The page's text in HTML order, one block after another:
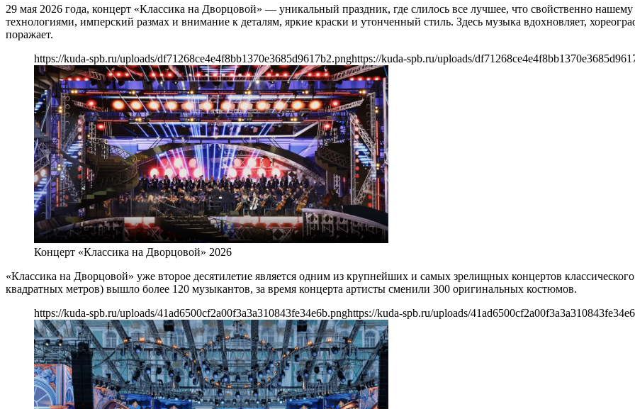
29 мая 2026 года, концерт «Классика на Дворцовой» — уникальный праздник, где слилось все лучшее, что свойственно
технологиями, имперский размах и внимание к деталям, яркие краски и утонченный стиль. Здесь музыка вдохновляет,
поражает.
https://kuda-spb.ru/uploads/df71268ce4e4f8bb1370e3685d9617b2.pnghttps://kuda-spb.ru/uploads/
Концерт «Классика на Дворцовой» 2026
«Классика на Дворцовой» уже второе десятилетие является одним из крупнейших и самых зрелищных концертов
квадратных метров) вышло более 120 музыкантов, за время концерта артисты сменили 300 оригинальных костюмов.
https://kuda-spb.ru/uploads/41ad6500cf2a00f3a3a310843fe34e6b.pnghttps://kuda-spb.ru/uploads/